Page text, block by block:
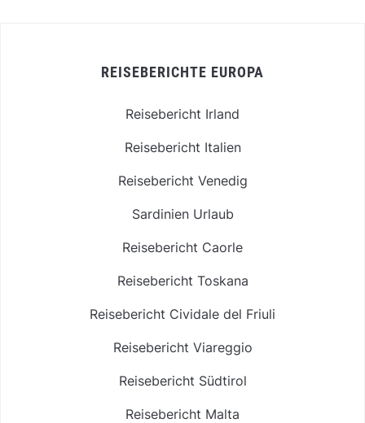
REISEBERICHTE EUROPA
Reisebericht Irland
Reisebericht Italien
Reisebericht Venedig
Sardinien Urlaub
Reisebericht Caorle
Reisebericht Toskana
Reisebericht Cividale del Friuli
Reisebericht Viareggio
Reisebericht Südtirol
Reisebericht Malta